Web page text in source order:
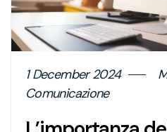
1 December 2024
Comunicazione